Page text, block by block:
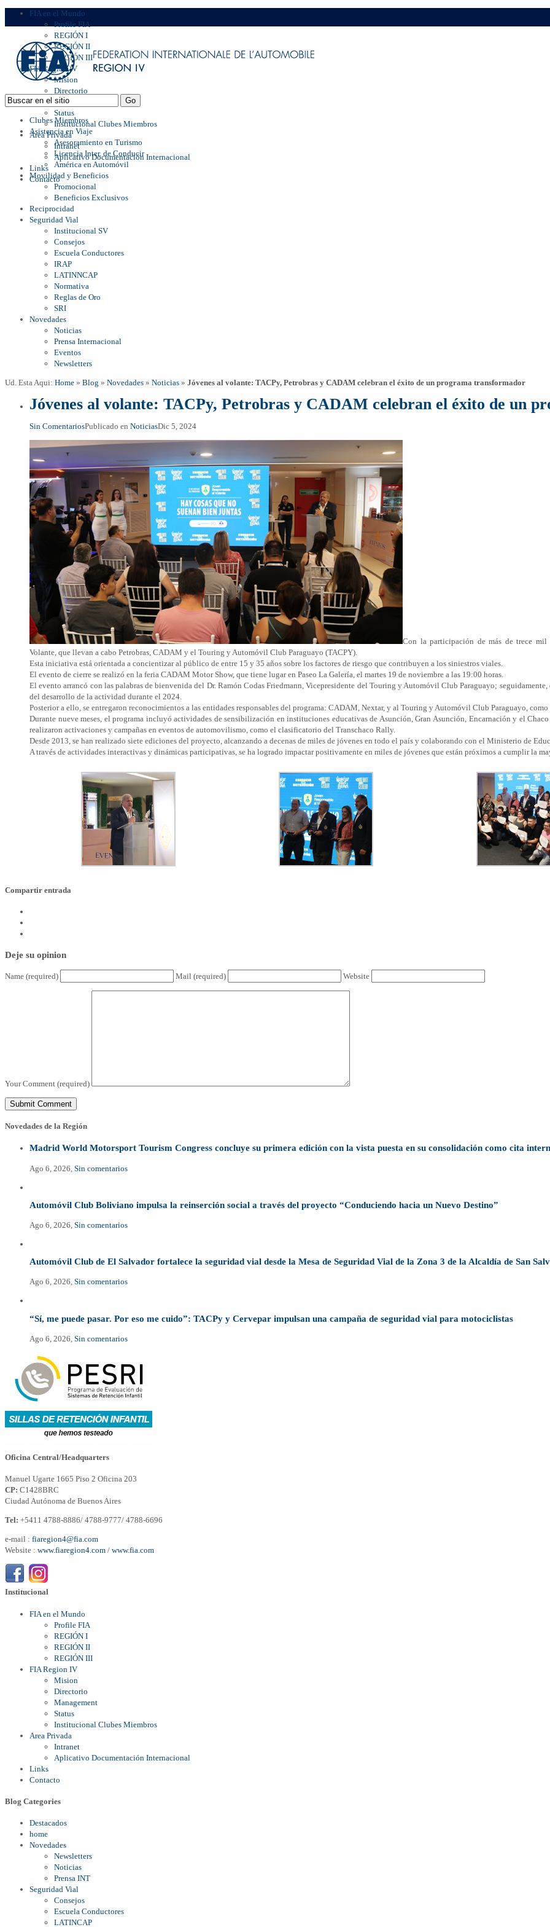
FIA en el Mundo
Profile FIA
REGIÓN I
REGIÓN II
REGIÓN III
FIA Region IV
Mision
Directorio
Management
Status
Institucional Clubes Miembros
Area Privada
Intranet
Aplicativo Documentación Internacional
Links
Contacto
Clubes Miembros
Asistencia en Viaje
Asesoramiento en Turismo
Licencia Inter. de Conducir
América en Automóvil
Movilidad y Beneficios
Promocional
Beneficios Exclusivos
Reciprocidad
Seguridad Vial
Institucional SV
Consejos
Escuela Conductores
IRAP
LATINNCAP
Normativa
Reglas de Oro
SRI
Novedades
Noticias
Prensa Internacional
Eventos
Newsletters
Ud. Esta Aqui: Home » Blog » Novedades » Noticias » Jóvenes al volante: TACPy, Petrobras y CADAM celebran el éxito de un programa transformador
Jóvenes al volante: TACPy, Petrobras y CADAM celebran el éxito de un
Sin ComentariosPublicado en NoticiasDic 5, 2024
Con la participación de más de trece mil
Volante, que llevan a cabo Petrobras, CADAM y el Touring y Automóvil Club Paraguayo (TACPY).
Esta iniciativa está orientada a concientizar al público de entre 15 y 35 años sobre los factores de riesgo que contribuyen a los siniestros viales.
El evento de cierre se realizó en la feria CADAM Motor Show, que tiene lugar en Paseo La Galería, el martes 19 de noviembre a las 19:00 horas.
El evento arrancó con las palabras de bienvenida del Dr. Ramón Codas Friedmann, Vicepresidente del Touring y Automóvil Club Paraguayo;
del desarrollo de la actividad durante el 2024.
Posterior a ello, se entregaron reconocimientos a las entidades responsables del programa: CADAM, Nextar, y al Touring y Automóvil Club Paraguayo,
Durante nueve meses, el programa incluyó actividades de sensibilización en instituciones educativas de Asunción, Gran Asunción, Encarnación y el
realizaron activaciones y campañas en eventos de automovilismo, como el clasificatorio del Transchaco Rally.
Desde 2013, se han realizado siete ediciones del proyecto, alcanzando a decenas de miles de jóvenes en todo el país y colaborando con el Ministerio de
A través de actividades interactivas y dinámicas participativas, se ha logrado impactar positivamente en miles de jóvenes que están próximos a cumplir la
Compartir entrada
Deje su opinion
Name (required) Mail (required) Website
Your Comment (required)
Novedades de la Región
Madrid World Motorsport Tourism Congress concluye su primera edición con la vista puesta en su consolidación como cita
Ago 6, 2026, Sin comentarios
Automóvil Club Boliviano impulsa la reinserción social a través del proyecto “Conduciendo hacia un Nuevo Destino”
Ago 6, 2026, Sin comentarios
Automóvil Club de El Salvador fortalece la seguridad vial desde la Mesa de Seguridad Vial de la Zona 3 de la Alcaldía de San
Ago 6, 2026, Sin comentarios
“Sí, me puede pasar. Por eso me cuido”: TACPy y Cervepar impulsan una campaña de seguridad vial para motociclistas
Ago 6, 2026, Sin comentarios
Oficina Central/Headquarters
Manuel Ugarte 1665 Piso 2 Oficina 203
CP: C1428BRC
Ciudad Autónoma de Buenos Aires
Tel: +5411 4788-8886/ 4788-9777/ 4788-6696
e-mail : fiaregion4@fia.com
Website : www.fiaregion4.com / www.fia.com
Institucional
FIA en el Mundo
Profile FIA
REGIÓN I
REGIÓN II
REGIÓN III
FIA Region IV
Mision
Directorio
Management
Status
Institucional Clubes Miembros
Area Privada
Intranet
Aplicativo Documentación Internacional
Links
Contacto
Blog Categories
Destacados
home
Novedades
Newsletters
Noticias
Prensa INT
Seguridad Vial
Consejos
Escuela Conductores
LATINCAP